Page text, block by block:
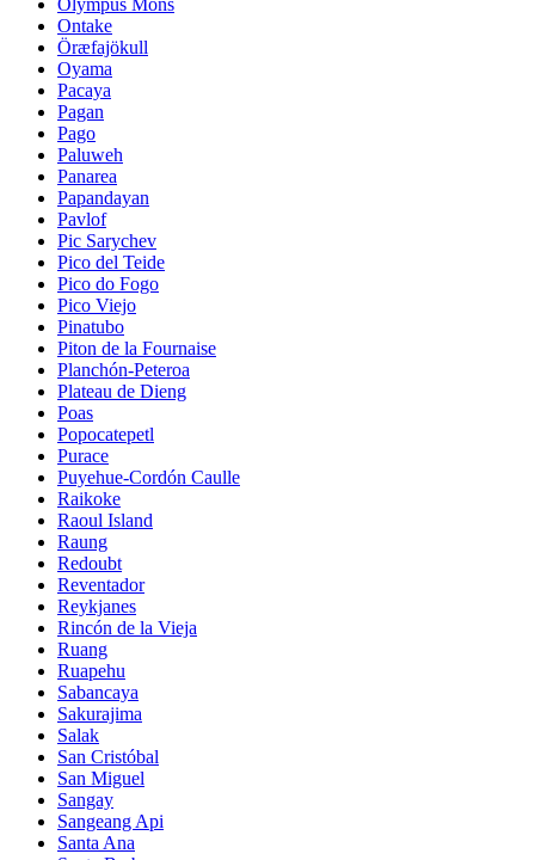
Olympus Mons
Ontake
Öræfajökull
Oyama
Pacaya
Pagan
Pago
Paluweh
Panarea
Papandayan
Pavlof
Pic Sarychev
Pico del Teide
Pico do Fogo
Pico Viejo
Pinatubo
Piton de la Fournaise
Planchón-Peteroa
Plateau de Dieng
Poas
Popocatepetl
Purace
Puyehue-Cordón Caulle
Raikoke
Raoul Island
Raung
Redoubt
Reventador
Reykjanes
Rincón de la Vieja
Ruang
Ruapehu
Sabancaya
Sakurajima
Salak
San Cristóbal
San Miguel
Sangay
Sangeang Api
Santa Ana